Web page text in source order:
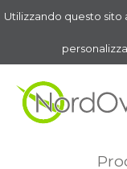
Utilizzando questo sito